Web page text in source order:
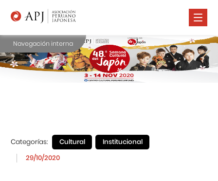
Nosotros
Comunidad Nikkei
Navegación interna
Categorías: Cultural
Institucional
29/10/2020